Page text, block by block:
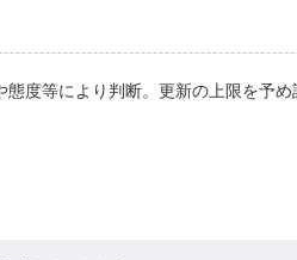
度等により判断。更新の上限を予